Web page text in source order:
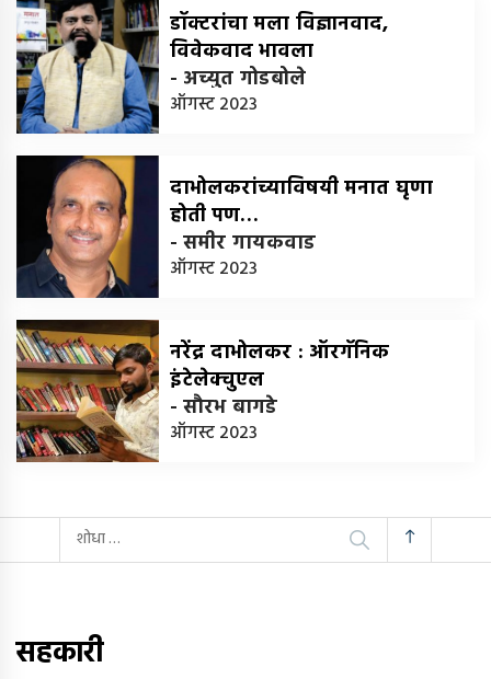
डॉक्टरांचा मला विज्ञानवाद,
विवेकवाद भावला
- अच्युत गोडबोले
ऑगस्ट 2023
दाभोलकरांच्याविषयी मनात घृणा
होती पण…
-समीर गायकवाड
ऑगस्ट 2023
नरेंद्र दाभोलकर : ऑरगॅनिक
इंटेलेक्चुएल
-सौरभ बागडे
ऑगस्ट 2023
यांचा
शोध
सहकारी